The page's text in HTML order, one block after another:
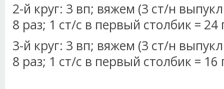
2-й круг: 3 вп; вяжем (3 ст/н
8 раз; 1 ст/с в первый столбик = 24
3-й круг: 3 вп; вяжем (3 ст/н
8 раз; 1 ст/с в первый столбик = 16